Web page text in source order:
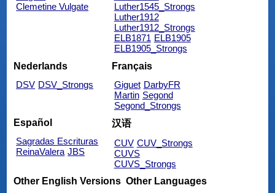
Clemetine Vulgate
Luther1545_Strongs
Luther1912
Luther1912_Strongs
ELB1871 ELB1905
ELB1905_Strongs
Nederlands
DSV DSV_Strongs
Français
Giguet DarbyFR
Martin Segond
Segond_Strongs
Español
Sagradas Escrituras
ReinaValera JBS
汉语
CUV CUV_Strongs
CUVS
CUVS_Strongs
Other English Versions Other Languages